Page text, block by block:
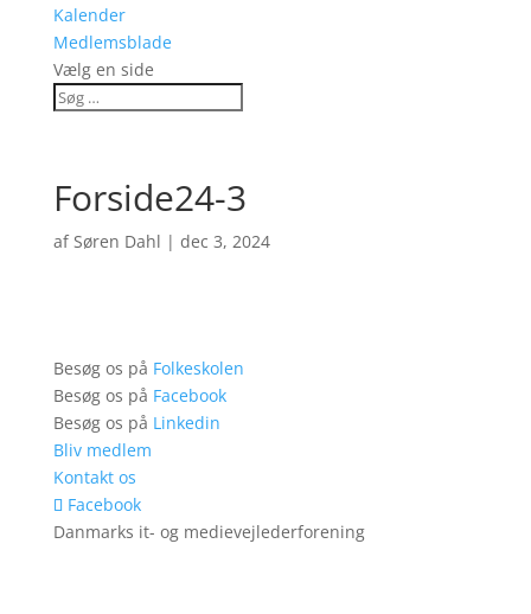
Kalender
Medlemsblade
Vælg en side
Forside24-3
afSøren Dahl | dec 3, 2024
Besøg os på Folkeskolen
Besøg os på Facebook
Besøg os på Linkedin
Bliv medlem
Kontakt os
Facebook
Danmarks it- og medievejlederforening